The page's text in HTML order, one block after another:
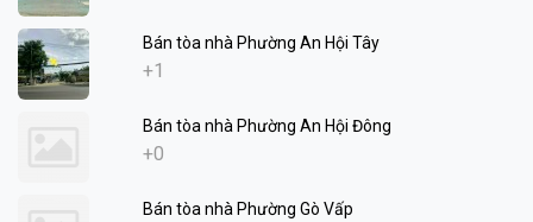
Bán tòa nhà Phường An Hội Tây
+1
Bán tòa nhà Phường An Hội Đông
+0
Bán tòa nhà Phường Gò Vấp